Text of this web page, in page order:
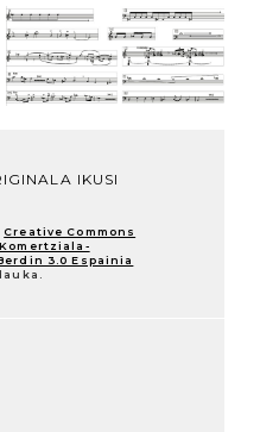
IKUSI
Creative Commons
3.0 Espainia